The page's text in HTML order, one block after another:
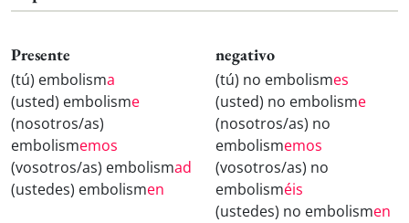
Presente
(tú) embolisma
(usted) embolisme
(nosotros/as)
embolismemos
(vosotros/as) embolismad
(ustedes) embolismen
negativo
(tú) no embolismes
(usted) no embolisme
(nosotros/as) no
embolismemos
(vosotros/as) no
embolisméis
(ustedes) no embolismen